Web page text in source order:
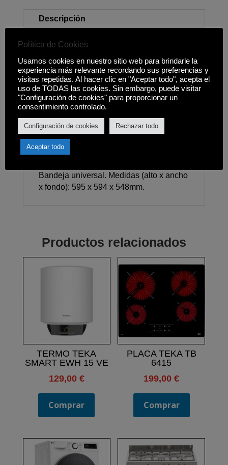
Descripción
Clasificación energética A+ Dentro de un
rango energético A+++ -> D Consumo
energético (convencional): 0,94kWh/ciclo
Capacidad: 71L. Display: Display LED en
color ámbar con mandos. 7 Modos de
calentamiento. Método de cocción: Aire
caliente, Aire caliente suave, Grill total,
Hornear, Horno de leña, Solera, Turbo
grill. Rango de temperatura: 50-275 °C.
Sistema de limpieza: Hidrolítico.
Bandeja universal. Medidas (alto x ancho
x fondo): 595 x 594 x 548mm.
Productos relacionados
TERMO TEKA
SMART EWH 15 VE
129,00 €
Comprar
PLACA TEKA TB
6415
199,00€
Comprar
Política de Cookies
Usamos cookies en nuestro sitio web para brindarle la
experiencia más relevante recordando sus preferencias y
visitas repetidas. Al hacer clic en "Aceptar todo", acepta el
uso de TODAS las cookies. Sin embargo, puede visitar
"Configuración de cookies" para proporcionar un
consentimiento controlado.
Configuración de cookies Rechazar todo
Aceptar todo